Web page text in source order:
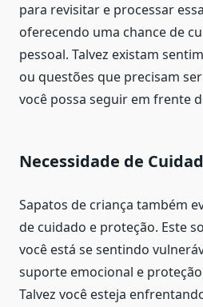
para revisitar e processar
oferecendo uma chance de
pessoal. Talvez existam
ou questões que precisam
você possa seguir em frente
Necessidade de
Sapatos de criança também
de cuidado e proteção. Este
você está se sentindo
suporte emocional e
Talvez você esteja